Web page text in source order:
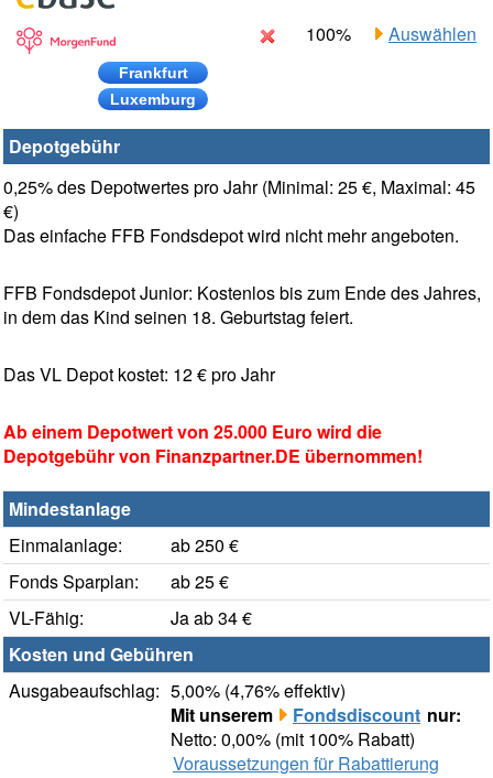
Frankfurt
Luxemburg
100% Auswählen
Depotgebühr
0,25% des Depotwertes pro Jahr (Minimal: 25 €, Maximal: 45
€)
Das einfache FFB Fondsdepot wird nicht mehr angeboten.
FFB Fondsdepot Junior: Kostenlos bis zum Ende des Jahres,
in dem das Kind seinen 18. Geburtstag feiert.
Das VL Depot kostet: 12 € pro Jahr
Ab einem Depotwert von 25.000 Euro wird die
Depotgebühr von Finanzpartner.DE übernommen!
Mindestanlage
Einmalanlage:
ab 250 €
Fonds Sparplan:
ab 25 €
VL-Fähig:
Ja ab 34 €
Kosten und Gebühren
Ausgabeaufschlag: 5,00% (4,76% effektiv)
Mit unserem
Fondsdiscount nur:
Netto: 0,00% (mit 100% Rabatt)
Voraussetzungen für Rabattierung